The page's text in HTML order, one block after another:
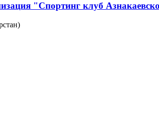
"Спортинг клуб